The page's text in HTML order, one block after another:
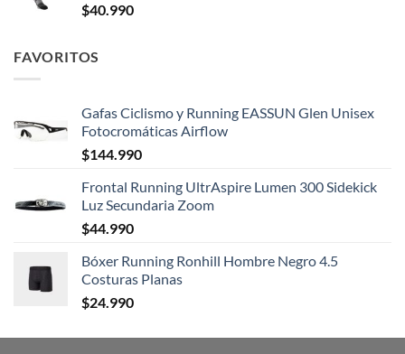
$40.990
FAVORITOS
Gafas Ciclismo y Running EASSUN Glen Unisex
Fotocromáticas Airflow
$144.990
Frontal Running UltrAspire Lumen 300 Sidekick
Luz Secundaria Zoom
$44.990
Bóxer Running Ronhill Hombre Negro 4.5
Costuras Planas
$24.990